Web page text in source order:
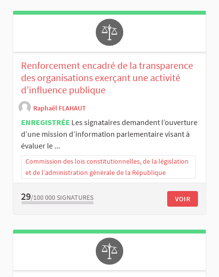
Renforcement encadré de la transparence
des organisations exerçant une activité
d’influence publique
Raphaël FLAHAUT
ENREGISTRÉE Les signataires demandent l’ouverture
d’une mission d’information parlementaire visant à
évaluer le ...
Commission des lois constitutionnelles, de la législation
et de l’administration générale de la République
29/100 000 SIGNATURES VOIR